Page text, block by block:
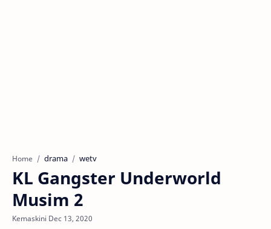
Home drama wetv
KL Gangster Underworld
Musim 2